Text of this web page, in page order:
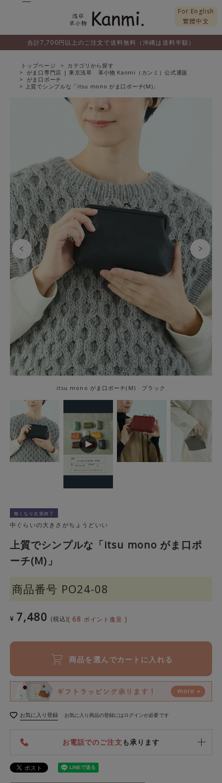
For English
繁體中文
合計7,700円以上のご注文で送料無料（沖縄は送料半額）
トップページ
カテゴリから探す
がま口専門店 | 東京浅草 革小物 Kanmi（カンミ）公式通販
がま口ポーチ
上質でシンプルな「itsu mono がま口ポーチ(M)」
itsu mono がま口ポーチ(M) ブラック
無くなり次第終了
中ぐらいの大きさがちょうどいい
上質でシンプルな「itsu mono がま口ポ
ーチ(M)」
商品番号 PO24-08
¥ 7,480 税込 [ 68 ポイント進呈 ]
商品を選んでカートに入れる
お気に入り登録 お気に入り商品の登録にはログインが必要です
お電話でのご注文も承ります